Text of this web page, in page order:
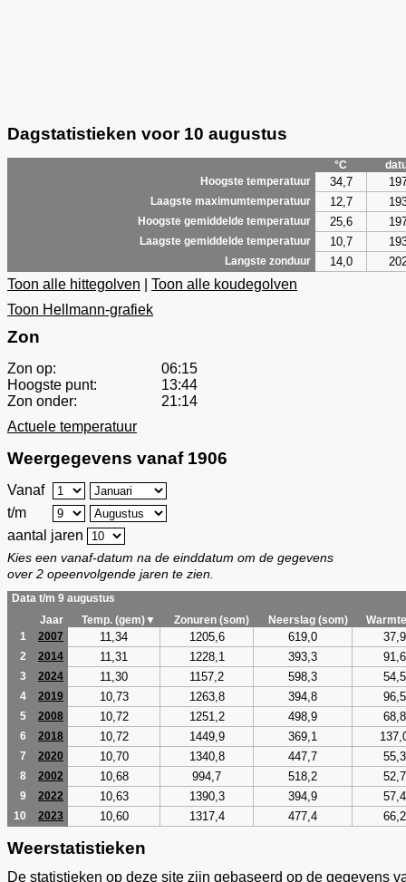
Dagstatistieken voor 10 augustus
°C
Hoogste temperatuur
34,7
Laagste maximumtemperatuur 12,7
Hoogste gemiddelde temperatuur 25,6
Laagste gemiddelde temperatuur 10,7
Langste zonduur 14,0
Toon alle hittegolven
Toon alle koudegolven
Toon Hellmann-grafiek
Zon
Zon op:
06:15
Hoogste punt:
13:44
Zon onder:
21:14
Actuele temperatuur
Weergegevens vanaf 1906
Vanaf
t/m
aantal jaren
Kies een vanaf-datum na de einddatum om de gegevens
over 2 opeenvolgende jaren te zien.
Data t/m 9 augustus
Jaar
Temp. (gem)▼ Zonuren (som) Neerslag (som)
1
2007 11,34 1205,6 619,0 37,9
2 2014 11,31 1228,1 393,3 91,6
3 2024 11,30 1157,2 598,3 54,5
4 2019 10,73 1263,8 394,8 96,5
5 2008 10,72 1251,2 498,9 68,8
6 2018 10,72 1449,9 369,1
7 2020 10,70 1340,8 447,7 55,3
8 2002 10,68 994,7 518,2 52,7
9 2022 10,63 1390,3 394,9 57,4
10 2023 10,60 1317,4 477,4 66,2
Weerstatistieken
De statistieken op deze site zijn gebaseerd op de gegevens